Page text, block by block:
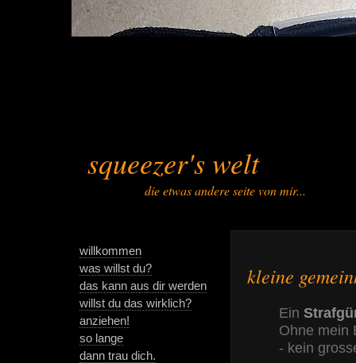
squeezer's welt
die etwas andere seite von mir...
willkommen
was willst du?
das kann aus dir werden
willst du das wirklich?
anziehen!
so lange
dann trau dich.
kleine
Ein
Ohne mein
- kein